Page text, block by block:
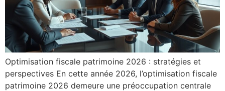
Optimisation fiscale patrimoine 2026 : stratégies et
perspectives En cette année 2026, l’optimisation fiscale
patrimoine 2026 demeure une préoccupation centrale